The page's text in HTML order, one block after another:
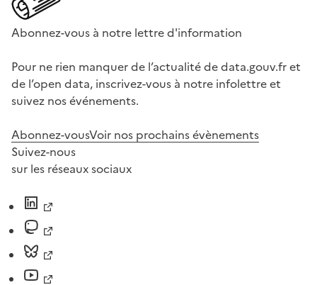
Abonnez-vous à notre lettre d'information
Pour ne rien manquer de l’actualité de data.gouv.fr et
de l’open data, inscrivez-vous à notre infolettre et
suivez nos événements.
Abonnez-vousVoir nos prochains évènements
Suivez-nous
sur les réseaux sociaux